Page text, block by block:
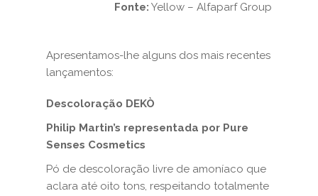
Fonte: Yellow – Alfaparf Group
Apresentamos-lhe alguns dos mais recentes
lançamentos:
Descoloração DEKÒ
Philip Martin’s representada por Pure
Senses Cosmetics
Pó de descoloração livre de amoníaco que
aclara até oito tons, respeitando totalmente